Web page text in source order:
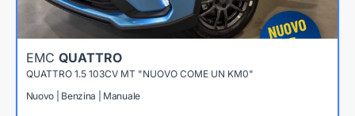
EMC QUATTRO
QUATTRO 1.5 103CV MT "NUOVO COME UN KM0"
Nuovo | Benzina | Manuale